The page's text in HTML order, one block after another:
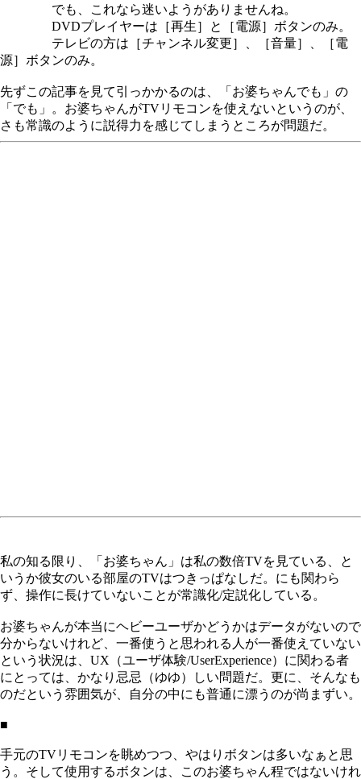
でも、これなら迷いようがありませんね。
DVDプレイヤーは［再生］と［電源］ボタンのみ。
テレビの方は［チャンネル変更］、［音量］、［電
源］ボタンのみ。
先ずこの記事を見て引っかかるのは、「お婆ちゃんでも」の
「でも」。お婆ちゃんがTVリモコンを使えないというのが、
さも常識のように説得力を感じてしまうところが問題だ。
私の知る限り、「お婆ちゃん」は私の数倍TVを見ている、と
いうか彼女のいる部屋のTVはつきっぱなしだ。にも関わら
ず、操作に長けていないことが常識化/定説化している。
お婆ちゃんが本当にヘビーユーザかどうかはデータがないので
分からないけれど、一番使うと思われる人が一番使えていない
という状況は、UX（ユーザ体験/UserExperience）に関わる者
にとっては、かなり忌忌（ゆゆ）しい問題だ。更に、そんなも
のだという雰囲気が、自分の中にも普通に漂うのが尚まずい。
■
手元のTVリモコンを眺めつつ、やはりボタンは多いなぁと思
う。そして使用するボタンは、このお婆ちゃん程ではないけれ